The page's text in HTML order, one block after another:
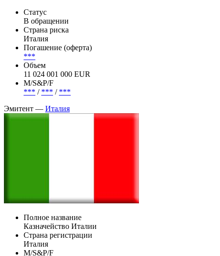
Статус
В обращении
Страна риска
Италия
Погашение (оферта)
***
Объем
11 024 001 000 EUR
М/S&P/F
*** / *** / ***
Эмитент — Италия
Полное название
Казначейство Италии
Страна регистрации
Италия
М/S&P/F